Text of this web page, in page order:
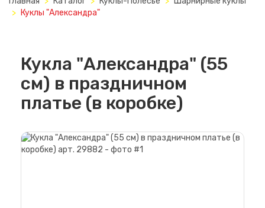
Куклы "Александра"
Кукла "Александра" (55
см) в праздничном
платье (в коробке)